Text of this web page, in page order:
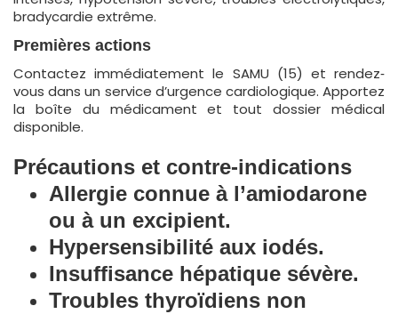
bradycardie extrême.
Premières actions
Contactez immédiatement le SAMU (15) et rendez‐
vous dans un service d’urgence cardiologique. Apportez
la boîte du médicament et tout dossier médical
disponible.
Précautions et contre-indications
Allergie connue à l’amiodarone
ou à un excipient.
Hypersensibilité aux iodés.
Insuffisance hépatique sévère.
Troubles thyroïdiens non